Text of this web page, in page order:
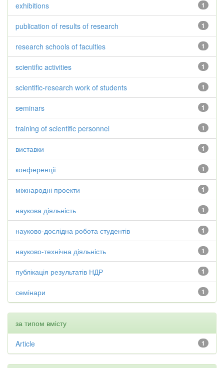
1
exhibitions
1
publication of results of research
1
research schools of faculties
1
scientific activities
1
scientific-research work of students
1
seminars
1
training of scientific personnel
1
виставки
1
конференції
1
міжнародні проекти
1
наукова діяльність
1
науково-дослідна робота студентів
1
науково-технічна діяльність
1
публікація результатів НДР
1
семінари
за типом вмісту
1
Article